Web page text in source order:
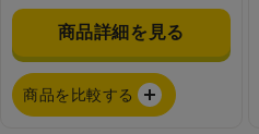
商品詳細を見る
商品を比較する